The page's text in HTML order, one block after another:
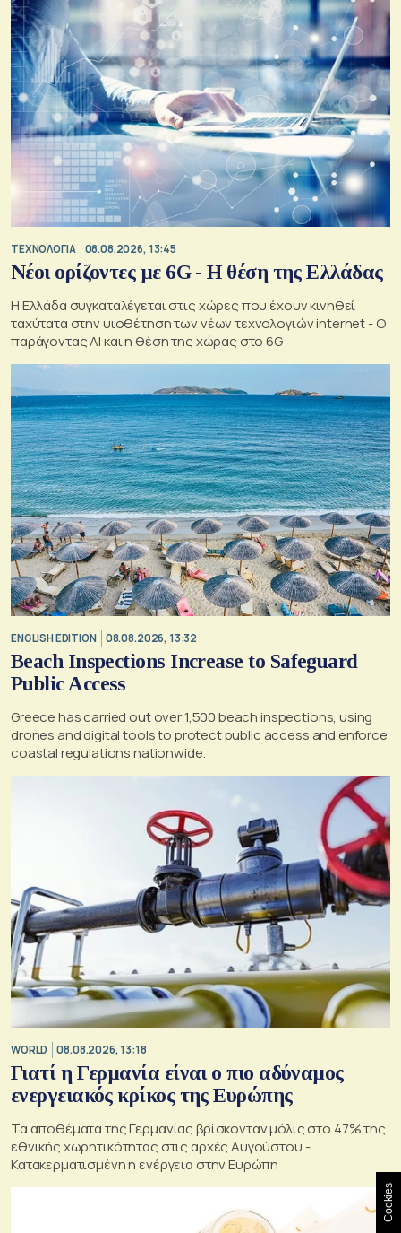
ΤΕΧΝΟΛΟΓΙΑ 08.08.2026, 13:45
Νέοι ορίζοντες με 6G - Η θέση της Ελλάδας
Η Ελλάδα συγκαταλέγεται στις χώρες που έχουν κινηθεί
ταχύτατα στην υιοθέτηση των νέων τεχνολογιών internet - Ο
παράγοντας AI και η θέση της χώρας στο 6G
ENGLISH EDITION 08.08.2026, 13:32
Beach Inspections Increase to Safeguard
Public Access
Greece has carried out over 1,500 beach inspections, using
drones and digital tools to protect public access and enforce
coastal regulations nationwide.
WORLD 08.08.2026, 13:18
Γιατί η Γερμανία είναι ο πιο αδύναμος
ενεργειακός κρίκος της Ευρώπης
Τα αποθέματα της Γερμανίας βρίσκονταν μόλις στο 47% της
εθνικής χωρητικότητας στις αρχές Αυγούστου -
Κατακερματισμένη η ενέργεια στην Ευρώπη
Cookies